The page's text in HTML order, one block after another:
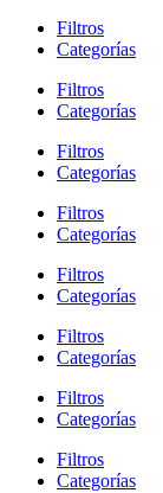
Filtros
Categorías
Filtros
Categorías
Filtros
Categorías
Filtros
Categorías
Filtros
Categorías
Filtros
Categorías
Filtros
Categorías
Filtros
Categorías